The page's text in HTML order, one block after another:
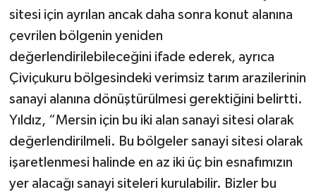
sitesi için ayrılan ancak daha sonra konut alanına
çevrilen bölgenin yeniden
değerlendirilebileceğini ifade ederek, ayrıca
Çiviçukuru bölgesindeki verimsiz tarım arazilerinin
sanayi alanına dönüştürülmesi gerektiğini belirtti.
Yıldız, “Mersin için bu iki alan sanayi sitesi olarak
değerlendirilmeli. Bu bölgeler sanayi sitesi olarak
işaretlenmesi halinde en az iki üç bin esnafımızın
yer alacağı sanayi siteleri kurulabilir. Bizler bu